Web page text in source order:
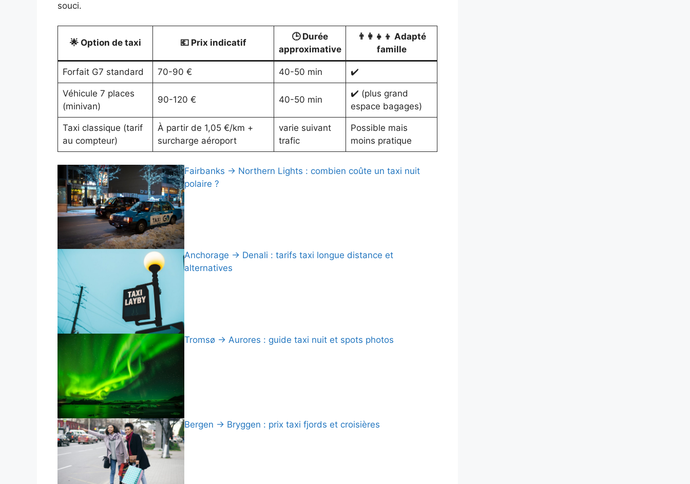
souci.
🌟 Option de taxi 💶 Prix indicatif
🕒 Durée
approximative
👨‍👩‍👧‍👦 Adapté
famille
Forfait G7 standard 70-90 € 40-50 min ✔️
Véhicule 7 places
(minivan)
90-120 € 40-50 min
✔️ (plus grand
espace bagages)
Taxi classique (tarif
au compteur)
À partir de 1,05 €/km +
surcharge aéroport
varie suivant
trafic
Possible mais
moins pratique
Fairbanks → Northern Lights : combien coûte un taxi nuit
polaire ?
Anchorage → Denali : tarifs taxi longue distance et
alternatives
Tromsø → Aurores : guide taxi nuit et spots photos
Bergen → Bryggen : prix taxi fjords et croisières